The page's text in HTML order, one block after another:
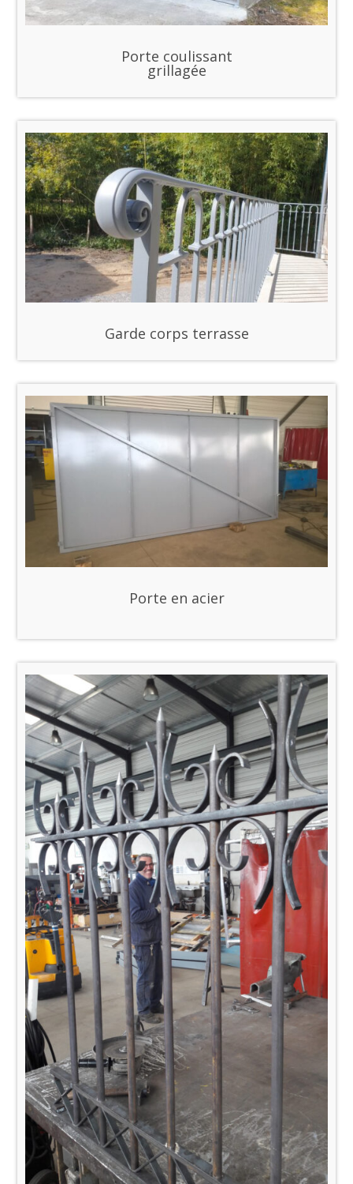
Porte coulissant
grillagée
Garde corps terrasse
Porte en acier